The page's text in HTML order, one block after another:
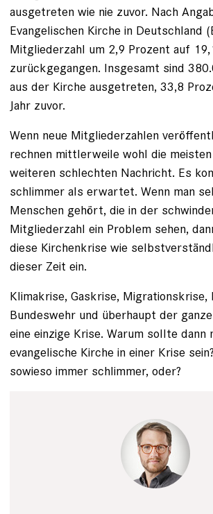
ausgetreten wie nie zuvor. Nach
Evangelischen Kirche in Deutschland
Mitgliederzahl um 2,9 Prozent auf
zurückgegangen. Insgesamt sind
aus der Kirche ausgetreten, 33,8
Jahr zuvor.
Wenn neue Mitgliederzahlen
rechnen mittlerweile wohl die
weiteren schlechten Nachricht. Es
schlimmer als erwartet. Wenn man
Menschen gehört, die in der
Mitgliederzahl ein Problem sehen,
diese Kirchenkrise wie
dieser Zeit ein.
Klimakrise, Gaskrise, Migrationskrise,
Bundeswehr und überhaupt der
eine einzige Krise. Warum sollte dann
evangelische Kirche in einer Krise
sowieso immer schlimmer, oder?